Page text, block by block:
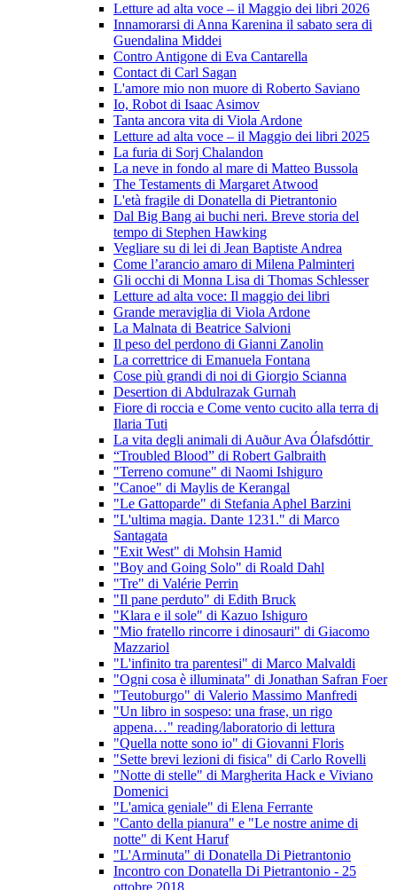
Letture ad alta voce – il Maggio dei libri 2026
Innamorarsi di Anna Karenina il sabato sera di
Guendalina Middei
Contro Antigone di Eva Cantarella
Contact di Carl Sagan
L'amore mio non muore di Roberto Saviano
Io, Robot di Isaac Asimov
Tanta ancora vita di Viola Ardone
Letture ad alta voce – il Maggio dei libri 2025
La furia di Sorj Chalandon
La neve in fondo al mare di Matteo Bussola
The Testaments di Margaret Atwood
L'età fragile di Donatella di Pietrantonio
Dal Big Bang ai buchi neri. Breve storia del
tempo di Stephen Hawking
Vegliare su di lei di Jean Baptiste Andrea
Come l’arancio amaro di Milena Palminteri
Gli occhi di Monna Lisa di Thomas Schlesser
Letture ad alta voce: Il maggio dei libri
Grande meraviglia di Viola Ardone
La Malnata di Beatrice Salvioni
Il peso del perdono di Gianni Zanolin
La correttrice di Emanuela Fontana
Cose più grandi di noi di Giorgio Scianna
Desertion di Abdulrazak Gurnah
Fiore di roccia e Come vento cucito alla terra di
Ilaria Tuti
La vita degli animali di Auður Ava Ólafsdóttir
“Troubled Blood” di Robert Galbraith
"Terreno comune" di Naomi Ishiguro
"Canoe" di Maylis de Kerangal
"Le Gattoparde" di Stefania Aphel Barzini
"L'ultima magia. Dante 1231." di Marco
Santagata
"Exit West" di Mohsin Hamid
"Boy and Going Solo" di Roald Dahl
"Tre" di Valérie Perrin
"Il pane perduto" di Edith Bruck
"Klara e il sole" di Kazuo Ishiguro
"Mio fratello rincorre i dinosauri" di Giacomo
Mazzariol
"L'infinito tra parentesi" di Marco Malvaldi
"Ogni cosa è illuminata" di Jonathan Safran Foer
"Teutoburgo" di Valerio Massimo Manfredi
"Un libro in sospeso: una frase, un rigo
appena…" reading/laboratorio di lettura
"Quella notte sono io" di Giovanni Floris
"Sette brevi lezioni di fisica" di Carlo Rovelli
"Notte di stelle" di Margherita Hack e Viviano
Domenici
"L'amica geniale" di Elena Ferrante
"Canto della pianura" e "Le nostre anime di
notte" di Kent Haruf
"L'Arminuta" di Donatella Di Pietrantonio
Incontro con Donatella Di Pietrantonio - 25